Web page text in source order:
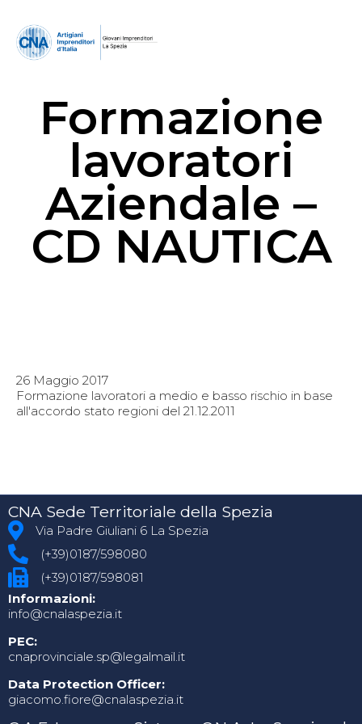
Formazione
lavoratori
Aziendale –
CD NAUTICA
26 Maggio 2017
Formazione lavoratori a medio e basso rischio in base
all'accordo stato regioni del 21.12.2011
CNA Sede Territoriale della Spezia
Via Padre Giuliani 6 La Spezia
(+39)0187/598080
(+39)0187/598081
Informazioni:
info@cnalaspezia.it
PEC:
cnaprovinciale.sp@legalmail.it
Data Protection Officer:
giacomo.fiore@cnalaspezia.it